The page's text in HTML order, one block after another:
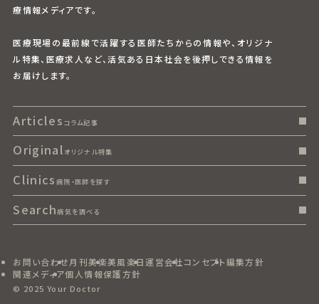
療情報メディアです。
医療現場の最前線で活躍する医師たちからの情報や、オリジナ
ル特集、医療求人など、活気ある日本社会を後押しできる情報を
お届けします。
Articles コラム記事
Original オリジナル特集
Clinics 病院・医師を探す
Search病気を調べる
お問い合わせ月刊美楽美風楽日運営会社コンセプト編集方針
関連メディア個人情報保護方針
© 2025 Your Doctor